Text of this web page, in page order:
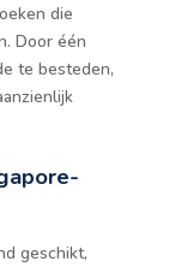
die
Door één
te besteden,
geschikt,